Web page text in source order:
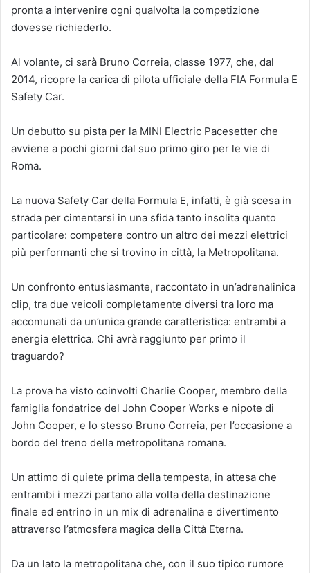
pronta a intervenire ogni qualvolta la competizione
dovesse richiederlo.
Al volante, ci sarà Bruno Correia, classe 1977, che, dal
2014, ricopre la carica di pilota ufficiale della FIA Formula E
Safety Car.
Un debutto su pista per la MINI Electric Pacesetter che
avviene a pochi giorni dal suo primo giro per le vie di
Roma.
La nuova Safety Car della Formula E, infatti, è già scesa in
strada per cimentarsi in una sfida tanto insolita quanto
particolare: competere contro un altro dei mezzi elettrici
più performanti che si trovino in città, la Metropolitana.
Un confronto entusiasmante, raccontato in un’adrenalinica
clip, tra due veicoli completamente diversi tra loro ma
accomunati da un’unica grande caratteristica: entrambi a
energia elettrica. Chi avrà raggiunto per primo il
traguardo?
La prova ha visto coinvolti Charlie Cooper, membro della
famiglia fondatrice del John Cooper Works e nipote di
John Cooper, e lo stesso Bruno Correia, per l’occasione a
bordo del treno della metropolitana romana.
Un attimo di quiete prima della tempesta, in attesa che
entrambi i mezzi partano alla volta della destinazione
finale ed entrino in un mix di adrenalina e divertimento
attraverso l’atmosfera magica della Città Eterna.
Da un lato la metropolitana che, con il suo tipico rumore